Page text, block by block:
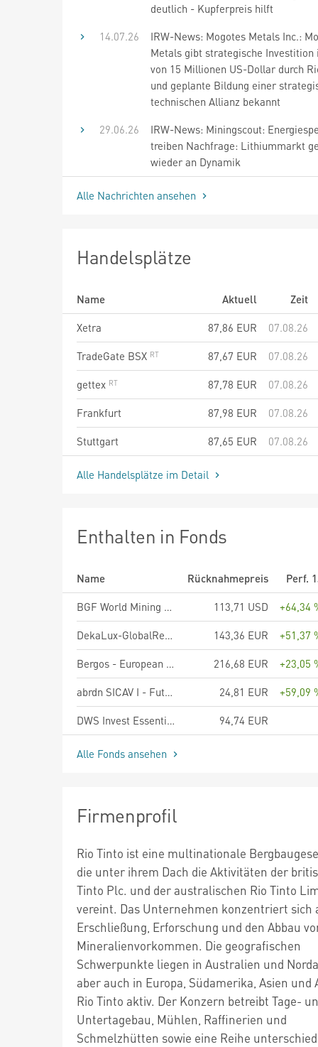
deutlich - Kupferpreis hilft
14.07.26
IRW-News: Mogotes Metals Inc.:
Metals gibt strategische Investition
von 15 Millionen US-Dollar durch
und geplante Bildung einer
technischen Allianz bekannt
29.06.26
IRW-News: Miningscout:
treiben Nachfrage: Lithiummarkt
wieder an Dynamik
Alle Nachrichten ansehen
Handelsplätze
Name Aktuell
Zeit
Xetra
87,86 EUR
07.08.26
TradeGate BSX
87,67 EUR
07.08.26
gettex
87,78 EUR
07.08.26
Frankfurt
87,98 EUR
07.08.26
Stuttgart
87,65 EUR 07.08.26
Alle Handelsplätze im Detail
Enthalten in Fonds
Name Rücknahmepreis
Perf.
BGF World Mining Fund A2 USD
113,71 USD
+64,34
DekaLux-GlobalResources CF
143,36 EUR
+51,37
Bergos - European Equities Anteilklasse A
216,68 EUR
+23,05
abrdn SICAV I - Future Minerals Fund A Acc EUR Shares
24,81 EUR
+59,09
DWS Invest Essential Materials Producers LC
94,74 EUR
Alle Fonds ansehen
Firmenprofil
Rio Tinto ist eine multinationale
die unter ihrem Dach die Aktivitäten der
Tinto Plc. und der australischen Rio Tinto
vereint. Das Unternehmen konzentriert sich
Erschließung, Erforschung und den Abbau
Mineralienvorkommen. Die geografischen
Schwerpunkte liegen in Australien und
aber auch in Europa, Südamerika, Asien und
Rio Tinto aktiv. Der Konzern betreibt Tage-
Untertagebau, Mühlen, Raffinerien und
Schmelzhütten sowie eine Reihe